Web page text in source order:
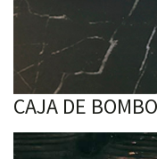
CAJA DE